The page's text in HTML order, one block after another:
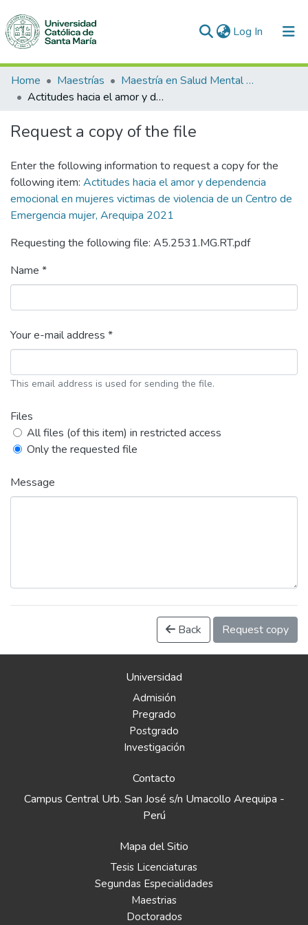
Log In (current)
Communities & Collections
All of DSpace
Statistics
Home Maestrías
Maestría en Salud Mental del Niño, del Adolescente y de la Familia
Actitudes hacia el amor y dependencia emocional en mujeres victimas de violencia de un Centro de Emergencia mujer, Arequipa 2021
Request a copy of the file
Enter the following information to request a copy for the
following item: Actitudes hacia el amor y dependencia
emocional en mujeres victimas de violencia de un Centro de
Emergencia mujer, Arequipa 2021
Requesting the following file: A5.2531.MG.RT.pdf
Name *
Your e-mail address *
This email address is used for sending the file.
Files
All files (of this item) in restricted access
Only the requested file
Message
Back Request copy
Universidad
Admisión
Pregrado
Postgrado
Investigación
Contacto
Campus Central Urb. San José s/n Umacollo Arequipa -
Perú
Mapa del Sitio
Tesis Licenciaturas
Segundas Especialidades
Maestrias
Doctorados